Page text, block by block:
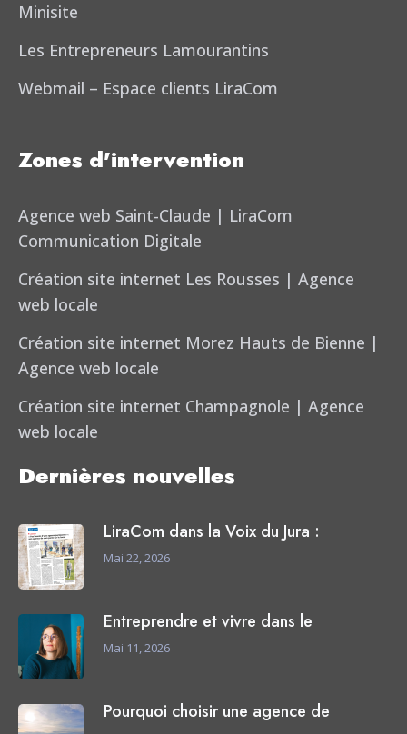
Minisite
Les Entrepreneurs Lamourantins
Webmail – Espace clients LiraCom
Zones d'intervention
Agence web Saint-Claude | LiraCom
Communication Digitale
Création site internet Les Rousses | Agence
web locale
Création site internet Morez Hauts de Bienne |
Agence web locale
Création site internet Champagnole | Agence
web locale
Dernières nouvelles
LiraCom dans la Voix du Jura :
Mai 22, 2026
Entreprendre et vivre dans le
Mai 11, 2026
Pourquoi choisir une agence de